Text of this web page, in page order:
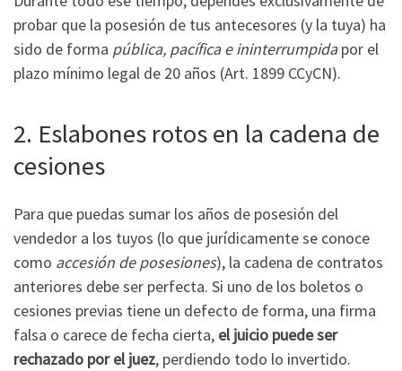
probar que la posesión de tus antecesores (y la tuya) ha
sido de forma pública, pacífica e ininterrumpidapor el
plazo mínimo legal de 20 años (Art. 1899 CCyCN).
2. Eslabones rotos en la cadena de
cesiones
Para que puedas sumar los años de posesión del
vendedor a los tuyos (lo que jurídicamente se conoce
como accesión de posesiones), la cadena de contratos
anteriores debe ser perfecta. Si uno de los boletos o
cesiones previas tiene un defecto de forma, una firma
falsa o carece de fecha cierta, el juicio puede ser
rechazado por el juez, perdiendo todo lo invertido.